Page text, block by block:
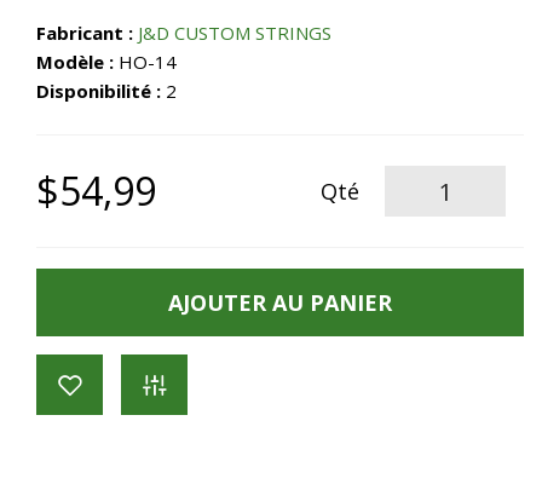
Fabricant : J&D CUSTOM STRINGS
Modèle : HO-14
Disponibilité : 2
$54,99 Qté
AJOUTER AU PANIER